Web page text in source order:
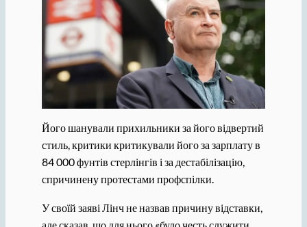
Його шанували прихильники за його відвертий
стиль, критики критикували його за зарплату в
84 000 фунтів стерлінгів і за дестабілізацію,
спричинену протестами профспілки.
У своїй заяві Лінч не назвав причину відставки,
але сказав, що для нього «було честь служити